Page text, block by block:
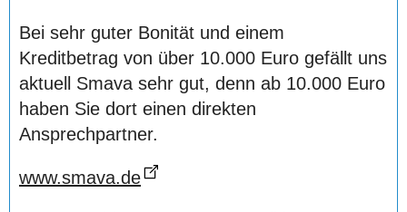
Bei sehr guter Bonität und einem
Kreditbetrag von über 10.000 Euro gefällt uns
aktuell Smava sehr gut, denn ab 10.000 Euro
haben Sie dort einen direkten
Ansprechpartner.
www.smava.de